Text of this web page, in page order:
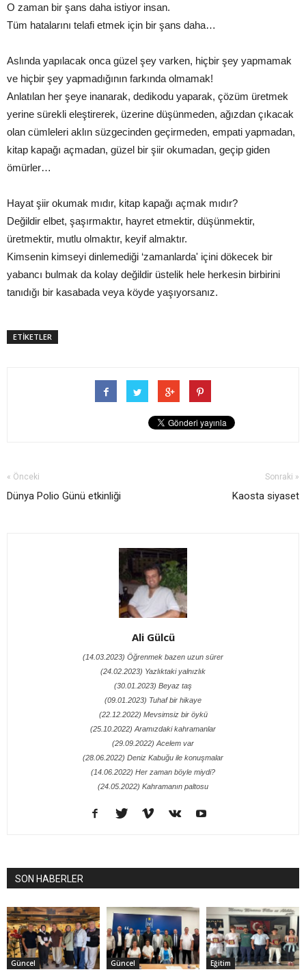
O zaman bir şans daha istiyor insan.
Tüm hatalarını telafi etmek için bir şans daha…
Aslında yapılacak onca güzel şey varken, hiçbir şey yapmamak
ve hiçbir şey yapmadığının farkında olmamak!
Anlatılan her şeye inanarak, dedikodu yaparak, çözüm üretmek
yerine sürekli eleştirerek, üzerine düşünmeden, ağızdan çıkacak
olan cümleleri aklın süzgecinden geçirmeden, empati yapmadan,
kitap kapağı açmadan, güzel bir şiir okumadan, geçip giden
ömürler…
Hayat şiir okumak mıdır, kitap kapağı açmak mıdır?
Değildir elbet, şaşırmaktır, hayret etmektir, düşünmektir,
üretmektir, mutlu olmaktır, keyif almaktır.
Kimsenin kimseyi dinlemediği ‘zamanlarda' içini dökecek bir
yabancı bulmak da kolay değildir üstelik hele herkesin birbirini
tanıdığı bir kasabada veya köyde yaşıyorsanız.
ETİKETLER
« Önceki
Dünya Polio Günü etkinliği
Sonraki »
Kaosta siyaset
Ali Gülcü
(14.03.2023) Öğrenmek bazen uzun sürer
(24.02.2023) Yazlıktaki yalnızlık
(30.01.2023) Beyaz taş
(09.01.2023) Tuhaf bir hikaye
(22.12.2022) Mevsimsiz bir öykü
(25.10.2022) Aramızdaki kahramanlar
(29.09.2022) Acelem var
(28.06.2022) Deniz Kabuğu ile konuşmalar
(14.06.2022) Her zaman böyle miydi?
(24.05.2022) Kahramanın paltosu
SON HABERLER
Güncel Güncel Eğitim